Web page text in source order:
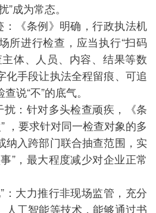
成为常态。
《条例》明确，行政执法机
所进行检查，应当执行“扫码
体、人员、内容、结果等数
化手段让执法全程留痕、可追
说“不”的底气。
：针对多头检查顽疾，《条
，要求针对同一检查对象的多
纳入跨部门联合抽查范围，实
”，最大程度减少对企业正常
大力推行非现场监管，充分
人工智能等技术，能够通过书